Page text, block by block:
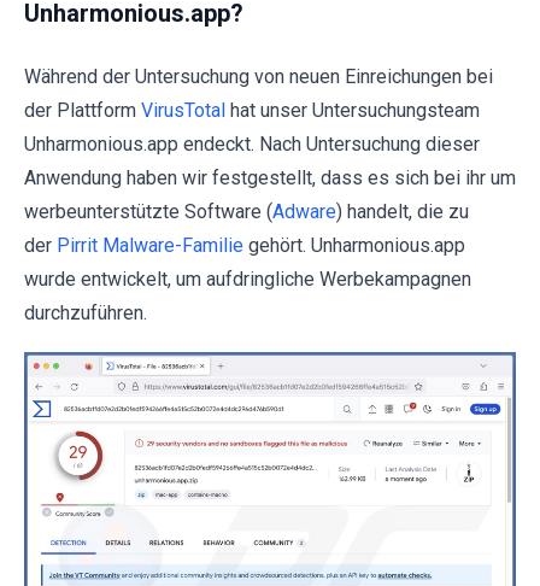
Unharmonious.app?
Während der Untersuchung von neuen Einreichungen bei
der Plattform VirusTotal hat unser Untersuchungsteam
Unharmonious.app endeckt. Nach Untersuchung dieser
Anwendung haben wir festgestellt, dass es sich bei ihr um
werbeunterstützte Software (Adware) handelt, die zu
der Pirrit Malware-Familie gehört. Unharmonious.app
wurde entwickelt, um aufdringliche Werbekampagnen
durchzuführen.